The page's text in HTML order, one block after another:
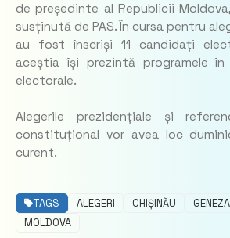
de președinte al Republicii
susținută de PAS. În cursa pentru
au fost înscriși 11 candidați
aceștia își prezintă programele în
electorale.
Alegerile prezidențiale și
constituțional vor avea loc
curent.
TAGS ALEGERI CHIȘINĂU GENEZA
MOLDOVA